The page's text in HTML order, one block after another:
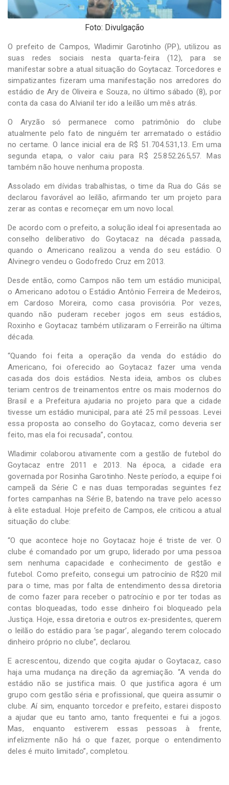
Foto: Divulgação
O prefeito de Campos, Wladimir Garotinho (PP), utilizou as
suas redes sociais nesta quarta-feira (12), para se
manifestar sobre a atual situação do Goytacaz. Torcedores e
simpatizantes fizeram uma manifestação nos arredores do
estádio de Ary de Oliveira e Souza, no último sábado (8), por
conta da casa do Alvianil ter ido a leilão um mês atrás.
O Aryzão só permanece como patrimônio do clube
atualmente pelo fato de ninguém ter arrematado o estádio
no certame. O lance inicial era de R$ 51.704.531,13. Em uma
segunda etapa, o valor caiu para R$ 25.852.265,57. Mas
também não houve nenhuma proposta.
Assolado em dívidas trabalhistas, o time da Rua do Gás se
declarou favorável ao leilão, afirmando ter um projeto para
zerar as contas e recomeçar em um novo local.
De acordo com o prefeito, a solução ideal foi apresentada ao
conselho deliberativo do Goytacaz na década passada,
quando o Americano realizou a venda do seu estádio. O
Alvinegro vendeu o Godofredo Cruz em 2013.
Desde então, como Campos não tem um estádio municipal,
o Americano adotou o Estádio Antônio Ferreira de Medeiros,
em Cardoso Moreira, como casa provisória. Por vezes,
quando não puderam receber jogos em seus estádios,
Roxinho e Goytacaz também utilizaram o Ferreirão na última
década.
“Quando foi feita a operação da venda do estádio do
Americano, foi oferecido ao Goytacaz fazer uma venda
casada dos dois estádios. Nesta ideia, ambos os clubes
teriam centros de treinamentos entre os mais modernos do
Brasil e a Prefeitura ajudaria no projeto para que a cidade
tivesse um estádio municipal, para até 25 mil pessoas. Levei
essa proposta ao conselho do Goytacaz, como deveria ser
feito, mas ela foi recusada”, contou.
Wladimir colaborou ativamente com a gestão de futebol do
Goytacaz entre 2011 e 2013. Na época, a cidade era
governada por Rosinha Garotinho. Neste período, a equipe foi
campeã da Série C e nas duas temporadas seguintes fez
fortes campanhas na Série B, batendo na trave pelo acesso
à elite estadual. Hoje prefeito de Campos, ele criticou a atual
situação do clube:
“O que acontece hoje no Goytacaz hoje é triste de ver. O
clube é comandado por um grupo, liderado por uma pessoa
sem nenhuma capacidade e conhecimento de gestão e
futebol. Como prefeito, consegui um patrocínio de R$20 mil
para o time, mas por falta de entendimento dessa diretoria
de como fazer para receber o patrocínio e por ter todas as
contas bloqueadas, todo esse dinheiro foi bloqueado pela
Justiça. Hoje, essa diretoria e outros ex-presidentes, querem
o leilão do estádio para ‘se pagar’, alegando terem colocado
dinheiro próprio no clube”, declarou.
E acrescentou, dizendo que cogita ajudar o Goytacaz, caso
haja uma mudança na direção da agremiação. “A venda do
estádio não se justifica mais. O que justifica agora é um
grupo com gestão séria e profissional, que queira assumir o
clube. Aí sim, enquanto torcedor e prefeito, estarei disposto
a ajudar que eu tanto amo, tanto frequentei e fui a jogos.
Mas, enquanto estiverem essas pessoas à frente,
infelizmente não há o que fazer, porque o entendimento
deles é muito limitado”, completou.